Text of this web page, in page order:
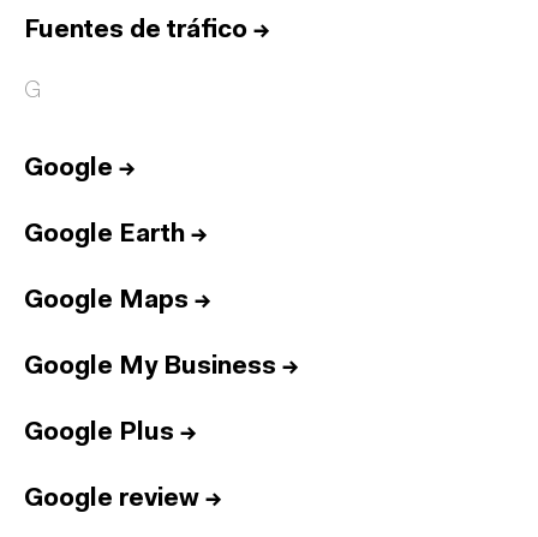
Fuentes de tráfico →
G
Google →
Google Earth →
Google Maps →
Google My Business →
Google Plus →
Google review →